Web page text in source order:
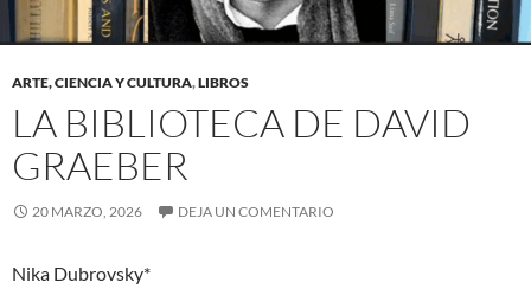
ARTE, CIENCIA Y CULTURA,LIBROS
LA BIBLIOTECA DE DAVID
GRAEBER
20 MARZO, 2026 DEJA UN COMENTARIO
Nika Dubrovsky*